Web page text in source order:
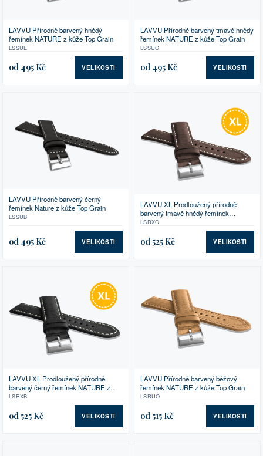
LAVVU Přírodně barvený hnědý
řemínek NATURE z kůže Top Grain
LSSUE
od 495 Kč VELIKOSTI
LAVVU Přírodně barvený tmavě hnědý
řemínek NATURE z kůže Top Grain
LSSUC
od 495 Kč VELIKOSTI
LAVVU Přírodně barvený černý
řemínek Nature z kůže Top Grain
LSSUB
od 495 Kč VELIKOSTI
LAVVU XL Prodloužený přírodně
barvený tmavě hnědý řemínek
NATURE z kůže Top Grain
LSRXC
od 525 Kč VELIKOSTI
LAVVU XL Prodloužený přírodně
barvený černý řemínek NATURE z
kůže Top Grain
LSRXB
od 525 Kč VELIKOSTI
LAVVU Přírodně barvený béžový
řemínek NATURE z kůže Top Grain
LSRUO
od 515 Kč VELIKOSTI